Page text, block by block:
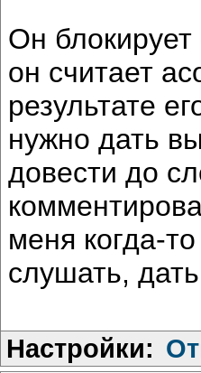
Он блокирует
он считает
результате
нужно дать
довести до
меня когда-
слушать,
Настройки: